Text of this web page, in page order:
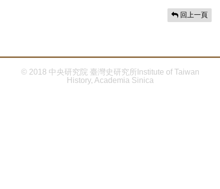
回上一頁
© 2018 中央研究院 臺灣史研究所Institute of Taiwan
History, Academia Sinica